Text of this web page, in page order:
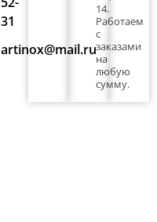
31
artinox@mail.ru
14.
Работаем
с
заказами
на
любую
сумму.